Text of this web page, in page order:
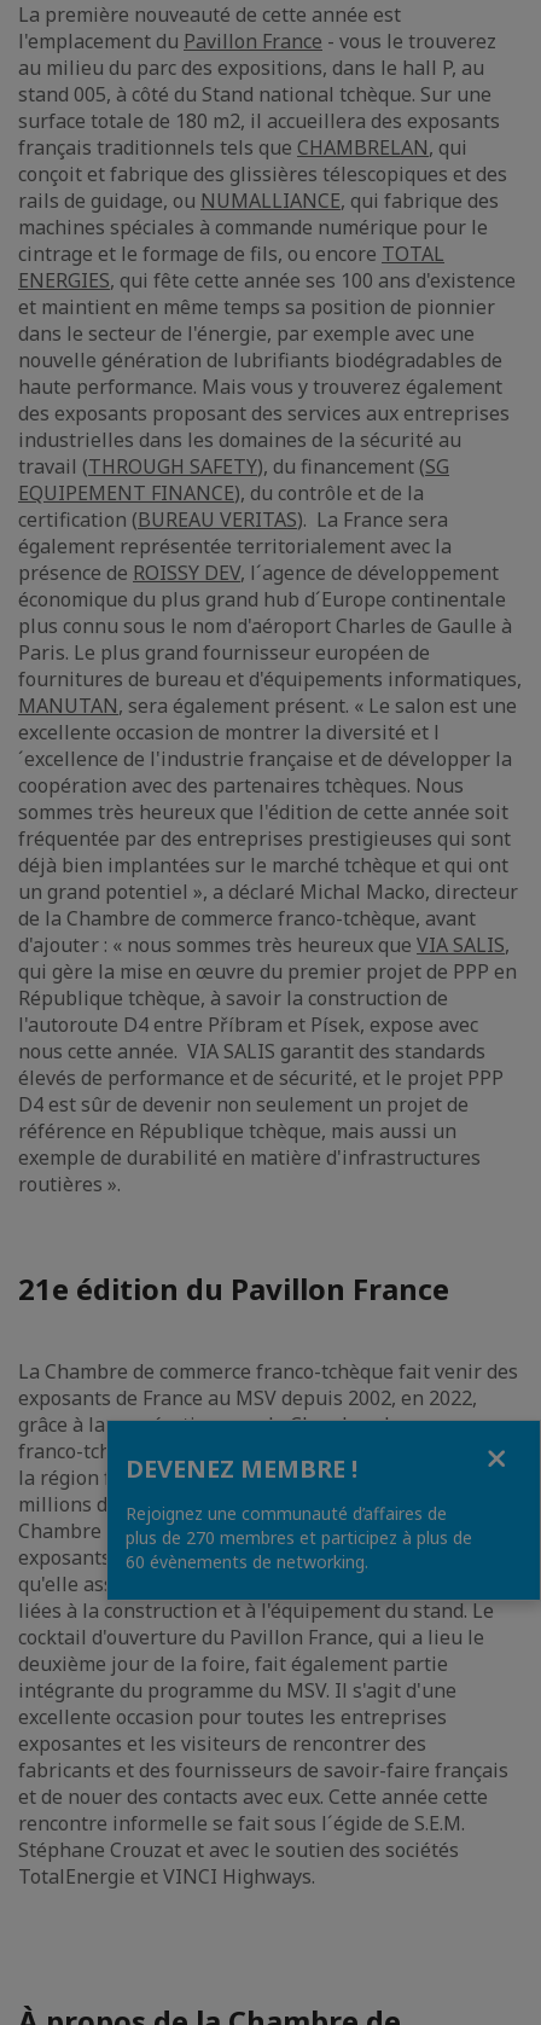
La première nouveauté de cette année est
l'emplacement du Pavillon France - vous le trouverez
au milieu du parc des expositions, dans le hall P, au
stand 005, à côté du Stand national tchèque. Sur une
surface totale de 180 m2, il accueillera des exposants
français traditionnels tels que CHAMBRELAN, qui
conçoit et fabrique des glissières télescopiques et des
rails de guidage, ou NUMALLIANCE, qui fabrique des
machines spéciales à commande numérique pour le
cintrage et le formage de fils, ou encore TOTAL
ENERGIES, qui fête cette année ses 100 ans d'existence
et maintient en même temps sa position de pionnier
dans le secteur de l'énergie, par exemple avec une
nouvelle génération de lubrifiants biodégradables de
haute performance. Mais vous y trouverez également
des exposants proposant des services aux entreprises
industrielles dans les domaines de la sécurité au
travail (THROUGH SAFETY), du financement (SG
EQUIPEMENT FINANCE), du contrôle et de la
certification (BUREAU VERITAS). La France sera
également représentée territorialement avec la
présence de ROISSY DEV, l´agence de développement
économique du plus grand hub d´Europe continentale
plus connu sous le nom d'aéroport Charles de Gaulle à
Paris. Le plus grand fournisseur européen de
fournitures de bureau et d'équipements informatiques,
MANUTAN, sera également présent. « Le salon est une
excellente occasion de montrer la diversité et l
´excellence de l'industrie française et de développer la
coopération avec des partenaires tchèques. Nous
sommes très heureux que l'édition de cette année soit
fréquentée par des entreprises prestigieuses qui sont
déjà bien implantées sur le marché tchèque et qui ont
un grand potentiel », a déclaré Michal Macko, directeur
de la Chambre de commerce franco-tchèque, avant
d'ajouter : « nous sommes très heureux que VIA SALIS,
qui gère la mise en œuvre du premier projet de PPP en
République tchèque, à savoir la construction de
l'autoroute D4 entre Příbram et Písek, expose avec
nous cette année. VIA SALIS garantit des standards
élevés de performance et de sécurité, et le projet PPP
D4 est sûr de devenir non seulement un projet de
référence en République tchèque, mais aussi un
exemple de durabilité en matière d'infrastructures
routières ».
21e édition du Pavillon France
La Chambre de commerce franco-tchèque fait venir des
exposants de France au MSV depuis 2002, en 2022,
grâce à la coopération avec la Chambre de commerce
franco-tchèque, le pays partenaire du MSV est devenue
la région française Auvergne-Rhône-Alpes (plus de 8
millions d'habitants et le deuxième PIB de France). La
Chambre de commerce franco-tchèque propose aux
exposants français un « stand clé en main », c'est-à-dire
qu'elle assure toute l'administration et la logistique
liées à la construction et à l'équipement du stand. Le
cocktail d'ouverture du Pavillon France, qui a lieu le
deuxième jour de la foire, fait également partie
intégrante du programme du MSV. Il s'agit d'une
excellente occasion pour toutes les entreprises
exposantes et les visiteurs de rencontrer des
fabricants et des fournisseurs de savoir-faire français
et de nouer des contacts avec eux. Cette année cette
rencontre informelle se fait sous l´égide de S.E.M.
Stéphane Crouzat et avec le soutien des sociétés
TotalEnergie et VINCI Highways.
DEVENEZ MEMBRE !
Rejoignez une communauté d’affaires de
plus de 270 membres et participez à plus de
60 évènements de networking.